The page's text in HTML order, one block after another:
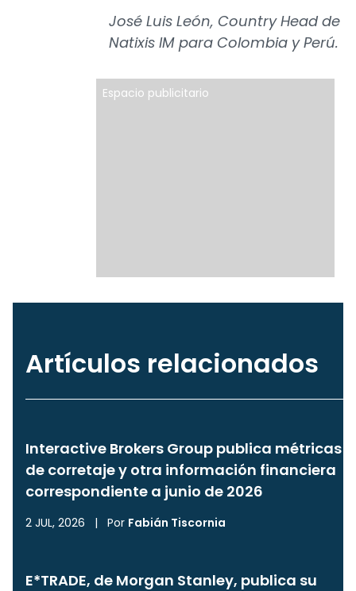
José Luis León, Country Head de
Natixis IM para Colombia y Perú.
Espacio publicitario
Artículos relacionados
Interactive Brokers Group publica métricas
de corretaje y otra información financiera
correspondiente a junio de 2026
2 JUL, 2026 | Por Fabián Tiscornia
E*TRADE, de Morgan Stanley, publica su